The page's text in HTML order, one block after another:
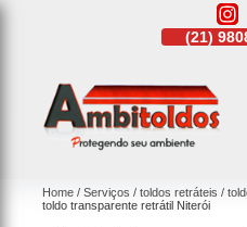
(21)98084-
Home Serviços toldos retráteis
toldo transparente retrátil Niterói